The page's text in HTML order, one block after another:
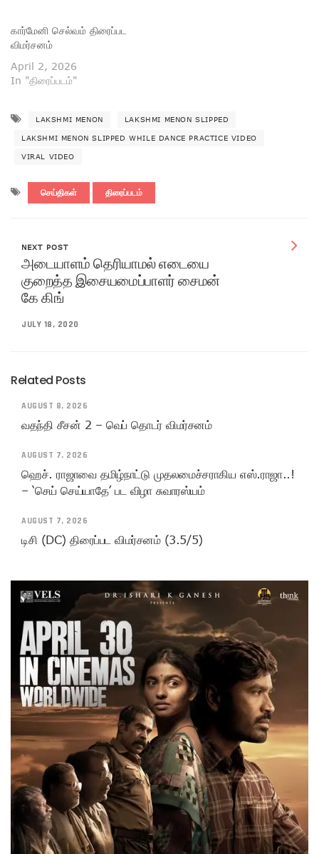
கார்மேனி செல்வம் திரைப்பட
விமர்சனம்
April 2, 2026
In "திரைப்படம்"
LAKSHMI MENON LAKSHMI MENON SLIPPED
LAKSHMI MENON SLIPPED WHILE DANCE PRACTICE VIDEO
VIRAL VIDEO
செய்திகள் திரைப்படம்
NEXT POST
அடையாளம் தெரியாமல் எடையை
குறைத்த இசையமைப்பாளர் சைமன்
கே கிங்
JULY 18, 2020
Related Posts
AUGUST 8, 2026
வதந்தி சீசன் 2 – வெப் தொடர் விமர்சனம்
AUGUST 7, 2026
ஹெச். ராஜாவை தமிழ்நாட்டு முதலமைச்சராகிய எஸ்.ராஜா..!
– ‘செய் செய்யாதே’ பட விழா சுவாரஸ்யம்
AUGUST 7, 2026
டிசி (DC) திரைப்பட விமர்சனம் (3.5/5)